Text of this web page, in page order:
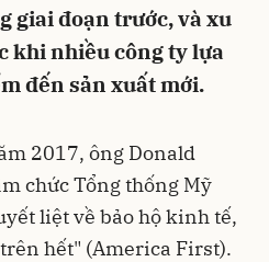
giai đoạn trước, và xu
khi nhiều công ty lựa
đến sản xuất mới.
2017, ông Donald
chức Tổng thống Mỹ
liệt về bảo hộ kinh tế,
hết" (America First).
Hủy